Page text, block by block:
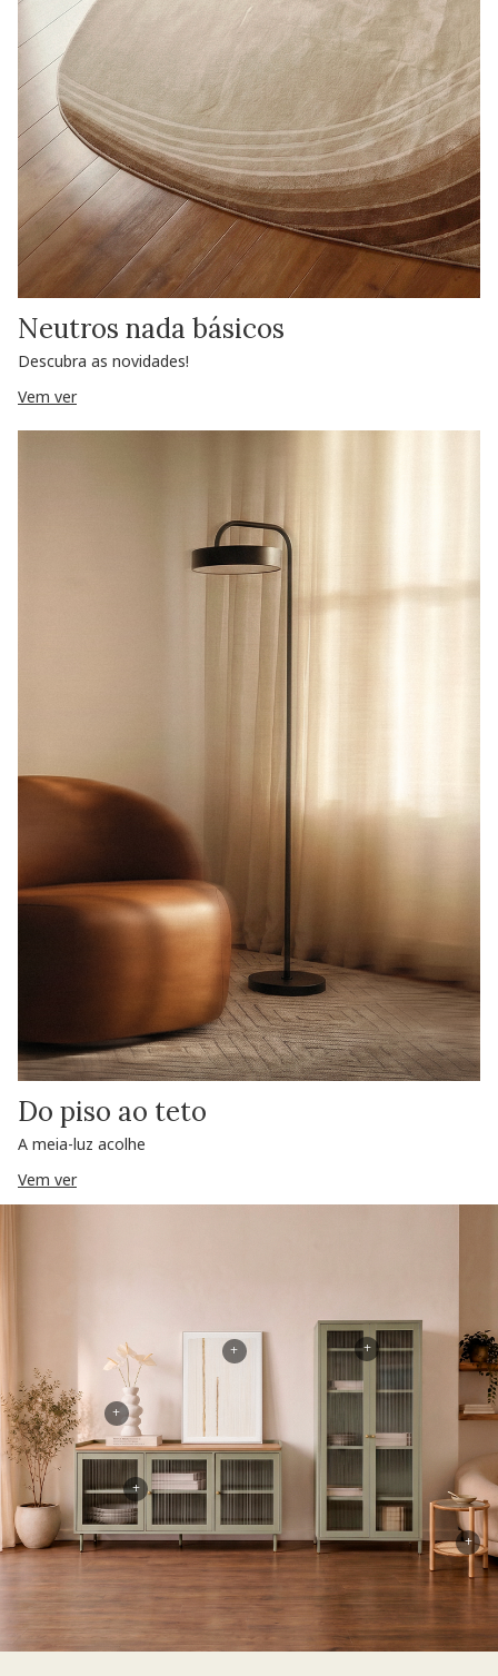
Neutros nada básicos
Descubra as novidades!
Vem ver
Do piso ao teto
A meia-luz acolhe
Vem ver
+
+
+
+
+